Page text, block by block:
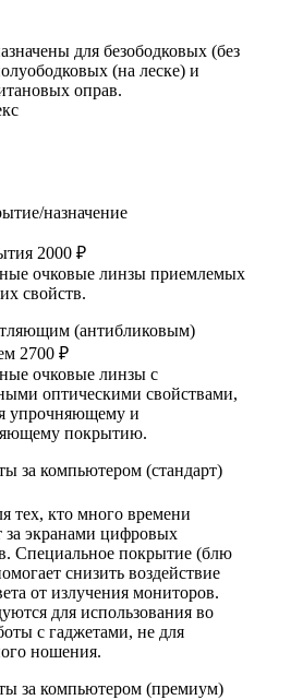
для безободковых (без
(на леске) и
оправ.
назначение
2000 ₽
очковые линзы приемлемых
свойств.
(антибликовым)
2700 ₽
очковые линзы с
оптическими свойствами,
упрочняющему и
покрытию.
за компьютером (стандарт)
тех, кто много времени
за экранами цифровых
Специальное покрытие (блю
снизить воздействие
от излучения мониторов.
для использования во
с гаджетами, не для
ношения.
за компьютером (премиум)